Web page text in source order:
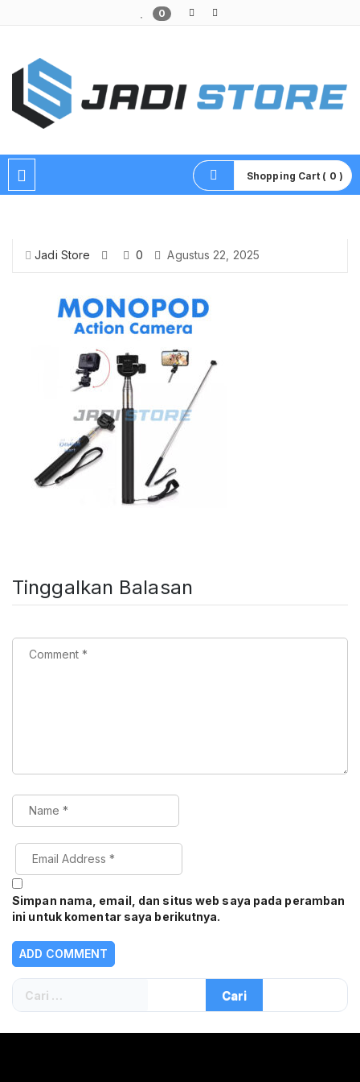
0
Shopping Cart ( 0 )
Jadi Store 0 Agustus 22, 2025
Tinggalkan Balasan
Simpan nama, email, dan situs web saya pada peramban
ini untuk komentar saya berikutnya.
Cari
untuk: